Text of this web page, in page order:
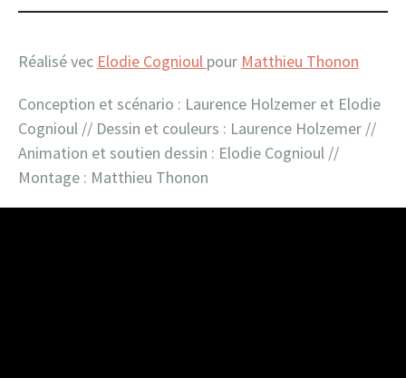
Réalisé vec Elodie Cognioul pour Matthieu Thonon
Conception et scénario : Laurence Holzemer et Elodie
Cognioul // Dessin et couleurs : Laurence Holzemer //
Animation et soutien dessin : Elodie Cognioul //
Montage : Matthieu Thonon